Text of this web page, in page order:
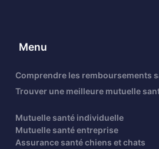
Menu
Comprendre les remboursements
Trouver une meilleure mutuelle
Mutuelle santé individuelle
Mutuelle santé entreprise
Assurance santé chiens et chats